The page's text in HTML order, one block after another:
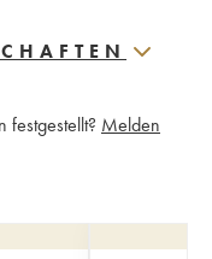
festgestellt? Melden